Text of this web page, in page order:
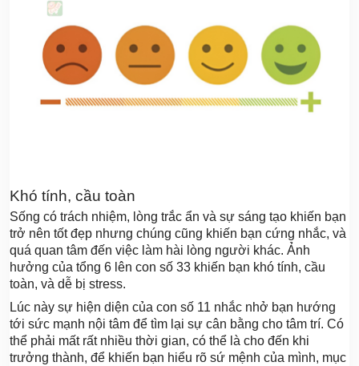
Khó tính, cầu toàn
Sống có trách nhiệm, lòng trắc ẩn và sự sáng tạo khiến bạn
trở nên tốt đẹp nhưng chúng cũng khiến bạn cứng nhắc, và
quá quan tâm đến việc làm hài lòng người khác. Ảnh
hưởng của tổng 6 lên con số 33 khiến bạn khó tính, cầu
toàn, và dễ bị stress.
Lúc này sự hiện diện của con số 11 nhắc nhở bạn hướng
tới sức mạnh nội tâm để tìm lại sự cân bằng cho tâm trí. Có
thể phải mất rất nhiều thời gian, có thể là cho đến khi
trưởng thành, để khiến bạn hiểu rõ sứ mệnh của mình, mục